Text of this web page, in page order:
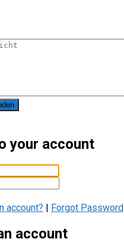
your account
account? | Forgot Password
account